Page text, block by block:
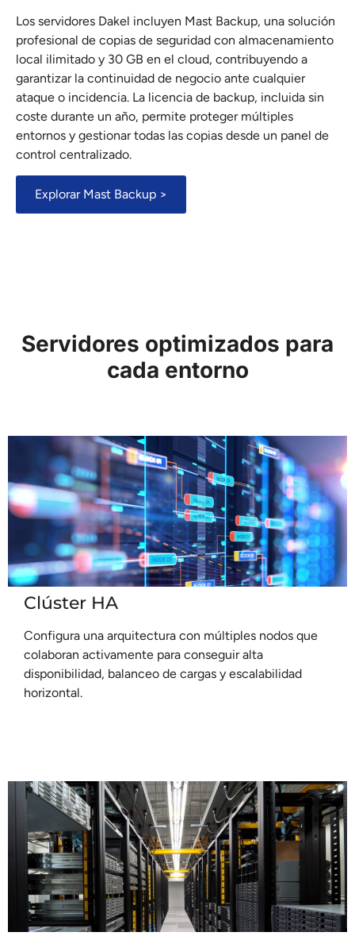
Los servidores Dakel incluyen Mast Backup, una solución
profesional de copias de seguridad con almacenamiento
local ilimitado y 30 GB en el cloud, contribuyendo a
garantizar la continuidad de negocio ante cualquier
ataque o incidencia. La licencia de backup, incluida sin
coste durante un año, permite proteger múltiples
entornos y gestionar todas las copias desde un panel de
control centralizado.
Explorar Mast Backup >
Servidores optimizados para
cada entorno
Clúster HA
Configura una arquitectura con múltiples nodos que
colaboran activamente para conseguir alta
disponibilidad, balanceo de cargas y escalabilidad
horizontal.